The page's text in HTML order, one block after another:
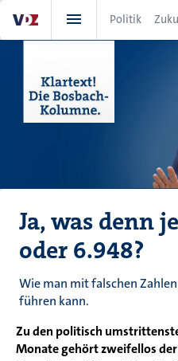
zum
Inhalt
Politik
Ja, was denn
oder 6.948?
Wie man mit falschen
führen kann.
Zu den politisch
Monate gehört zweifellos